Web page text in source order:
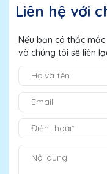
Liên hệ với
Nếu bạn có thắc
và chúng tôi sẽ liên